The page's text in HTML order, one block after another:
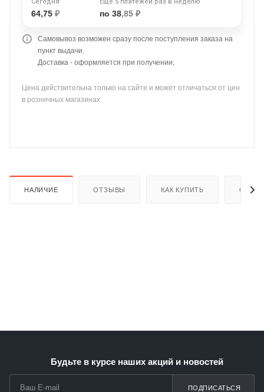
64,75 ₽ по 38,85 ₽
Самовывоз возможен сразу после поступления заказа на
пункт выдачи.
Доставка - оформляется при получении;
Цена действительна только на сайте и может отличаться от цен
в розничных магазинах
НАЛИЧИЕ ОТЗЫВЫ КАК КУПИТЬ
Будьте в курсе наших акций и новостей
ПОДПИСАТЬСЯ